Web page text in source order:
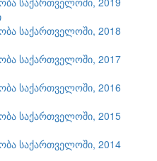
საქართველოში, 2018
საქართველოში, 2017
საქართველოში, 2016
საქართველოში, 2015
საქართველოში, 2014